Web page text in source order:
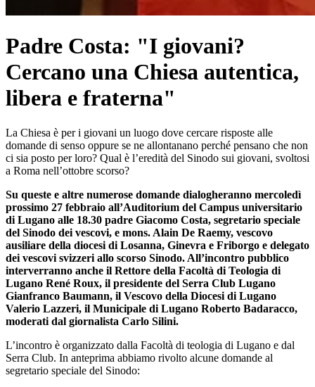
Padre Costa: "I giovani?
Cercano una Chiesa autentica,
libera e fraterna"
La Chiesa è per i giovani un luogo dove cercare risposte alle
domande di senso oppure se ne allontanano perché pensano che non
ci sia posto per loro? Qual è l’eredità del Sinodo sui giovani, svoltosi
a Roma nell’ottobre scorso?
Su queste e altre numerose domande dialogheranno mercoledì
prossimo 27 febbraio all’Auditorium del Campus universitario
di Lugano alle 18.30 padre Giacomo Costa, segretario speciale
del Sinodo dei vescovi, e mons. Alain De Raemy, vescovo
ausiliare della diocesi di Losanna, Ginevra e Friborgo e delegato
dei vescovi svizzeri allo scorso Sinodo. All’incontro pubblico
interverranno anche il Rettore della Facoltà di Teologia di
Lugano René Roux, il presidente del Serra Club Lugano
Gianfranco Baumann, il Vescovo della Diocesi di Lugano
Valerio Lazzeri, il Municipale di Lugano Roberto Badaracco,
moderati dal giornalista Carlo Silini.
L’incontro è organizzato dalla Facoltà di teologia di Lugano e dal
Serra Club. In anteprima abbiamo rivolto alcune domande al
segretario speciale del Sinodo: